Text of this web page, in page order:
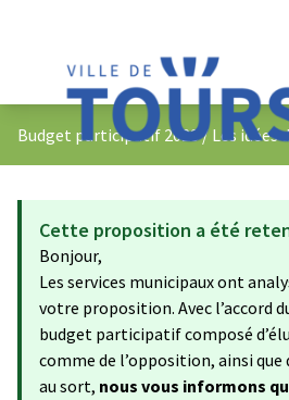
Budget participatif 2023/ Les idées
Cette proposition a été
Bonjour,
Les services municipaux ont
votre proposition. Avec l’accord
budget participatif composé
comme de l’opposition, ainsi que
au sort, nous vous informons